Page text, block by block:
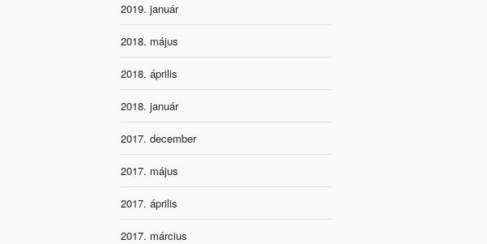
2019. január
2018. május
2018. április
2018. január
2017. december
2017. május
2017. április
2017. március